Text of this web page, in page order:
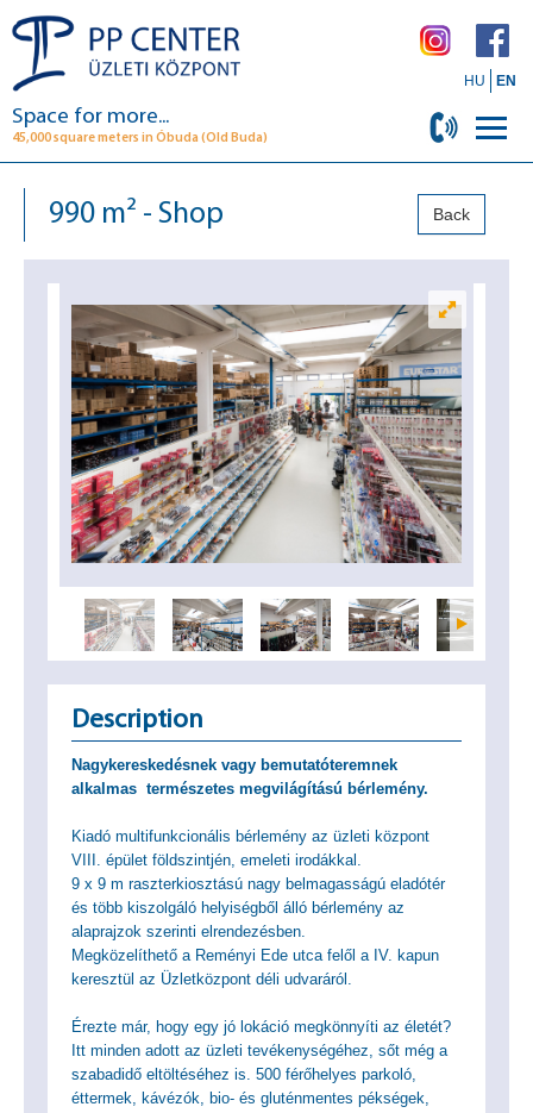
Space for more...
45,000 square meters in Óbuda (Old Buda)
HU EN
990 m² - Shop Back
Description
Nagykereskedésnek vagy bemutatóteremnek
alkalmas természetes megvilágítású bérlemény.
Kiadó multifunkcionális bérlemény az üzleti központ
VIII. épület földszintjén, emeleti irodákkal.
9 x 9 m raszterkiosztású nagy belmagasságú eladótér
és több kiszolgáló helyiségből álló bérlemény az
alaprajzok szerinti elrendezésben.
Megközelíthető a Reményi Ede utca felől a IV. kapun
keresztül az Üzletközpont déli udvaráról.
Érezte már, hogy egy jó lokáció megkönnyíti az életét?
Itt minden adott az üzleti tevékenységéhez, sőt még a
szabadidő eltöltéséhez is. 500 férőhelyes parkoló,
éttermek, kávézók, bio- és gluténmentes pékségek,